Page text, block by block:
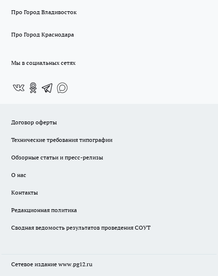
Про Город Владивосток
Про Город Краснодара
Мы в социальных сетях
Договор оферты
Технические требования типографии
Обзорные статьи и пресс-релизы
О нас
Контакты
Редакционная политика
Сводная ведомость результатов проведения СОУТ
Сетевое издание www.pg12.ru